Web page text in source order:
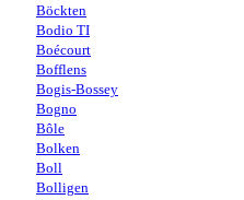
Böckten
Bodio TI
Boécourt
Bofflens
Bogis-Bossey
Bogno
Bôle
Bolken
Boll
Bolligen